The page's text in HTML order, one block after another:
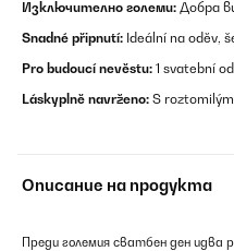
Изключително големи: Добра
Snadné připnutí: Ideální na oděv,
Pro budoucí nevěstu: 1 svatební
Láskyplně navrženo: S
Описание на продукта
Преди големия сватбен ден идва